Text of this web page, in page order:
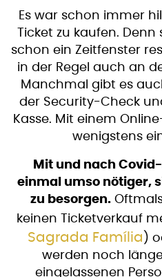
Es war schon immer
Ticket zu kaufen.
schon ein Zeitfenster
in der Regel auch an
Manchmal gibt es
der Security-Check
Kasse. Mit einem
wenigstens
Mit und nach
einmal umso nötiger,
zu besorgen.
keinen Ticketverkauf
Sagrada Família )
werden noch
eingelassenen